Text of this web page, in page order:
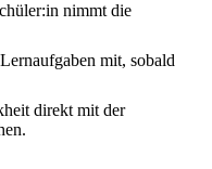
nimmt die
mit, sobald
direkt mit der